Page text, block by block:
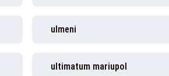
ulmeni
ultimatum mariupol